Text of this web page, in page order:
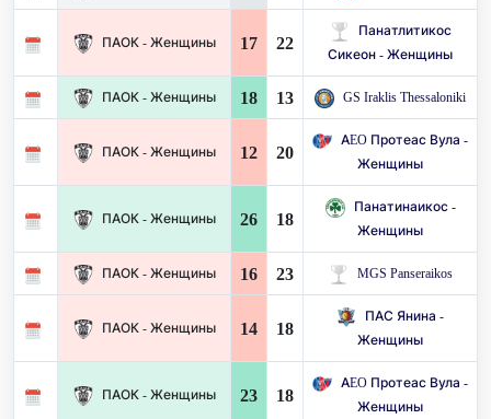
ПАОК - Женщины 17 22
Панатлитикос
Сикеон - Женщины
ПАОК - Женщины 18 13 GS Iraklis Thessaloniki
ПАОК - Женщины 12 20
AEO Протеас Вула -
Женщины
ПАОК - Женщины 26 18
Панатинаикос -
Женщины
ПАОК - Женщины 16 23 MGS Panseraikos
ПАОК - Женщины 14 18
ПАС Янина -
Женщины
ПАОК - Женщины 23 18
AEO Протеас Вула -
Женщины